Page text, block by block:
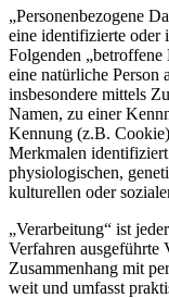
„Personenbezogene
eine identifizierte oder
Folgenden
eine natürliche Person
insbesondere mittels
Namen, zu einer
Kennung (z.B.
Merkmalen
physiologischen,
kulturellen oder
„Verarbeitung“ ist
Verfahren ausgeführte
Zusammenhang mit
weit und umfasst